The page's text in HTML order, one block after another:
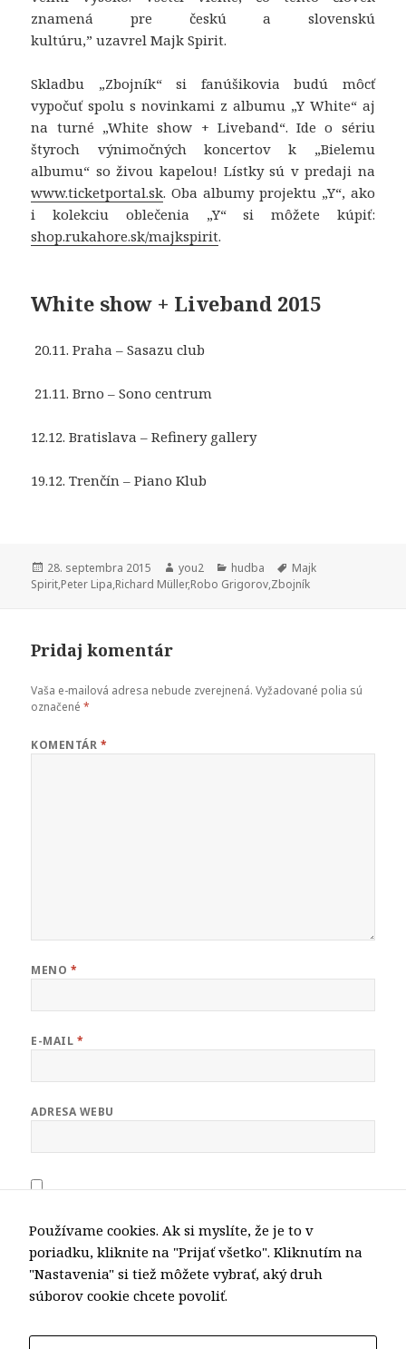
znamená pre českú a slovenskú
kultúru,”uzavrelMajk Spirit.
Skladbu „Zbojník“ si fanúšikovia budú môcť
vypočuť spolu s novinkami z albumu „Y White“ aj
na turné „White show + Liveband“. Ide o sériu
štyroch výnimočných koncertov k „Bielemu
albumu“ so živou kapelou! Lístky sú v predaji na
www.ticketportal.sk. Oba albumy projektu „Y“, ako
i kolekciu oblečenia „Y“ si môžete kúpiť:
shop.rukahore.sk/majkspirit.
White show + Liveband 2015
20.11. Praha – Sasazu club
21.11. Brno – Sono centrum
12.12. Bratislava – Refinery gallery
19.12. Trenčín – Piano Klub
Publikované
28. septembra 2015 Autor
you2 Kategórie
hudba Značky
Majk
Spirit,Peter Lipa,Richard Müller,Robo Grigorov,Zbojník
Pridaj komentár
Vaša e-mailová adresa nebude zverejnená. Vyžadované polia sú
označené*
KOMENTÁR *
MENO *
E-MAIL *
ADRESA WEBU
PREDCHÁDZAJÚCA
Používame cookies. Ak si myslíte, že je to v
poriadku, kliknite na "Prijať všetko". Kliknutím na
"Nastavenia" si tiež môžete vybrať, aký druh
súborov cookie chcete povoliť.